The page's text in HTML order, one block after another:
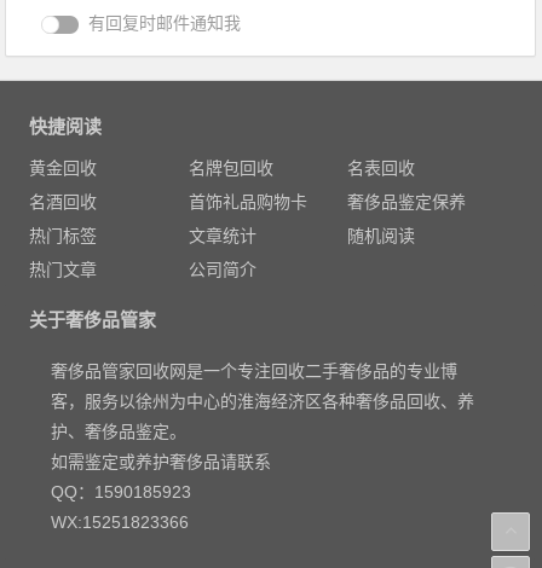
有回复时邮件通知我
快捷阅读
黄金回收 名牌包回收
名表回收
名酒回收
首饰礼品购物卡
奢侈品鉴定保养
热门标签
文章统计
随机阅读
热门文章
公司简介
关于奢侈品管家
奢侈品管家回收网是一个专注回收二手奢侈品的专业博
客，服务以徐州为中心的淮海经济区各种奢侈品回收、养
护、奢侈品鉴定。
如需鉴定或养护奢侈品请联系
QQ：1590185923
WX:15251823366